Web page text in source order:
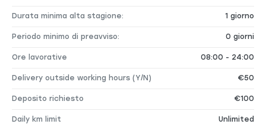
Durata minima alta stagione: 1 giorno
Periodo minimo di preavviso: 0 giorni
Ore lavorative 08:00 - 24:00
Delivery outside working hours (Y/N) €50
Deposito richiesto €100
Daily km limit Unlimited